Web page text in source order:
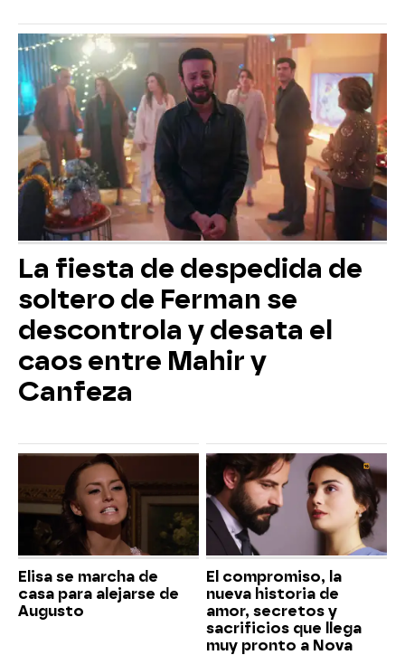
La fiesta de despedida de
soltero de Ferman se
descontrola y desata el
caos entre Mahir y
Canfeza
Elisa se marcha de
casa para alejarse de
Augusto
El compromiso, la
nueva historia de
amor, secretos y
sacrificios que llega
muy pronto a Nova